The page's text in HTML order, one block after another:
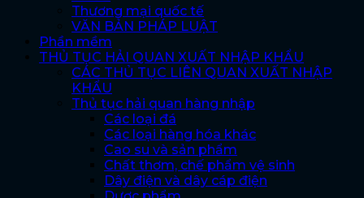
Thương mại quốc tế
VĂN BẢN PHÁP LUẬT
Phần mềm
THỦ TỤC HẢI QUAN XUẤT NHẬP KHẨU
CÁC THỦ TỤC LIÊN QUAN XUẤT NHẬP
KHẨU
Thủ tục hải quan hàng nhập
Các loại đá
Các loại hàng hóa khác
Cao su và sản phẩm
Chất thơm, chế phẩm vệ sinh
Dây điện và dây cáp điện